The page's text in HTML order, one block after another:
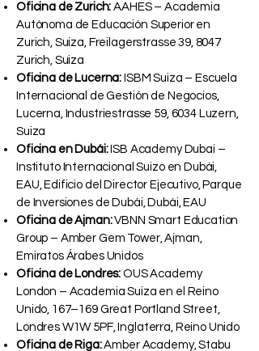
Oficina de Zurich: AAHES – Academia
Autónoma de Educación Superior en
Zurich, Suiza, Freilagerstrasse 39, 8047
Zurich, Suiza
Oficina de Lucerna: ISBM Suiza – Escuela
Internacional de Gestión de Negocios,
Lucerna, Industriestrasse 59, 6034 Luzern,
Suiza
Oficina en Dubái:ISB Academy Dubai –
Instituto Internacional Suizo en Dubái,
EAU, Edificio del Director Ejecutivo, Parque
de Inversiones de Dubái, Dubái, EAU
Oficina de Ajman:VBNN Smart Education
Group – Amber Gem Tower, Ajman,
Emiratos Árabes Unidos
Oficina de Londres: OUS Academy
London – Academia Suiza en el Reino
Unido, 167–169 Great Portland Street,
Londres W1W 5PF, Inglaterra, Reino Unido
Oficina de Riga:Amber Academy, Stabu